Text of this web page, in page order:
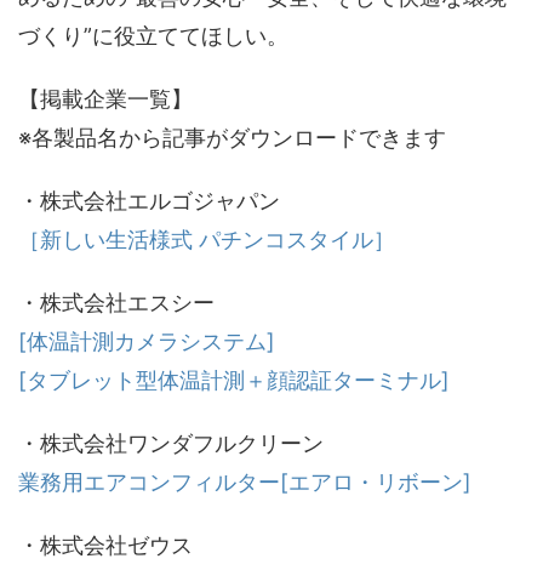
づくり”に役立ててほしい。
【掲載企業一覧】
※各製品名から記事がダウンロードできます
・株式会社エルゴジャパン
［新しい生活様式 パチンコスタイル］
・株式会社エスシー
[体温計測カメラシステム]
[タブレット型体温計測＋顔認証ターミナル]
・株式会社ワンダフルクリーン
業務用エアコンフィルター[エアロ・リボーン]
・株式会社ゼウス